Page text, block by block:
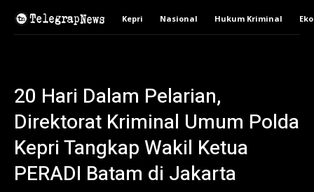
Kepri Nasional Hukum Kriminal
20 Hari Dalam Pelarian,
Direktorat Kriminal Umum Polda
Kepri Tangkap Wakil Ketua
PERADI Batam di Jakarta